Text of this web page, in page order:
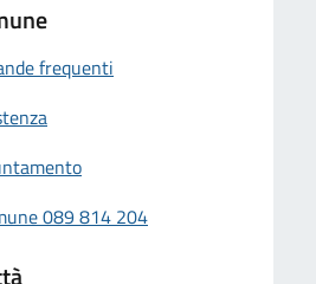
frequenti
089 814 204